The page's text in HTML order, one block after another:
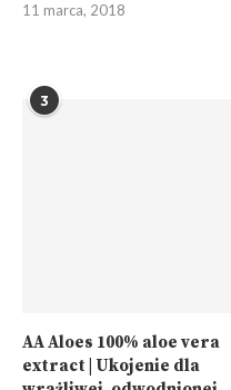
11 marca, 2018
3
AA Aloes 100% aloe vera
extract | Ukojenie dla